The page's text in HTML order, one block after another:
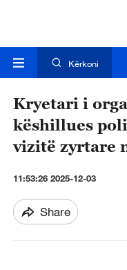
Kërkoni
Kryetari i
këshillues
vizitë zyrtare
11:53:26 2025-12-03
Share